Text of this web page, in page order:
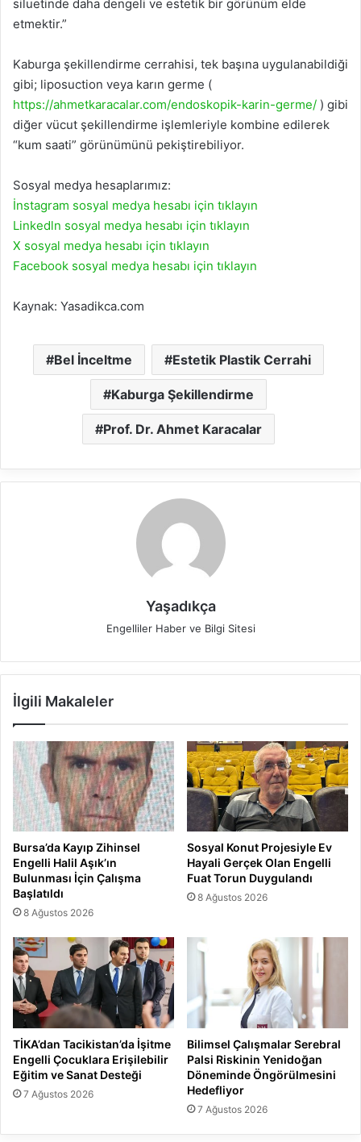
siluetinde daha dengeli ve estetik bir görünüm elde
etmektir.”
Kaburga şekillendirme cerrahisi, tek başına uygulanabildiği
gibi; liposuction veya karın germe (
https://ahmetkaracalar.com/endoskopik-karin-germe/ ) gibi
diğer vücut şekillendirme işlemleriyle kombine edilerek
“kum saati” görünümünü pekiştirebiliyor.
Sosyal medya hesaplarımız:
İnstagram sosyal medya hesabı için tıklayın
Linkedln sosyal medya hesabı için tıklayın
X sosyal medya hesabı için tıklayın
Facebook sosyal medya hesabı için tıklayın
Kaynak: Yasadikca.com
Bel İnceltme Estetik Plastik Cerrahi
Kaburga Şekillendirme
Prof. Dr. Ahmet Karacalar
Yaşadıkça
Engelliler Haber ve Bilgi Sitesi
İlgili Makaleler
Bursa’da Kayıp Zihinsel
Engelli Halil Aşık’ın
Bulunması İçin Çalışma
Başlatıldı
8 Ağustos 2026
Sosyal Konut Projesiyle Ev
Hayali Gerçek Olan Engelli
Fuat Torun Duygulandı
8 Ağustos 2026
TİKA’dan Tacikistan’da İşitme
Engelli Çocuklara Erişilebilir
Eğitim ve Sanat Desteği
7 Ağustos 2026
Bilimsel Çalışmalar Serebral
Palsi Riskinin Yenidoğan
Döneminde Öngörülmesini
Hedefliyor
7 Ağustos 2026